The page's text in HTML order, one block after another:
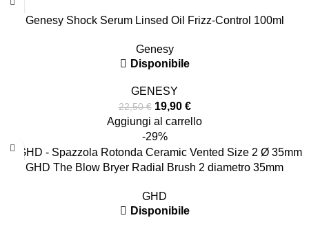
Genesy Shock Serum Linsed Oil Frizz-Control 100ml
Genesy
Disponibile
GENESY
22,50€ 19,90 €
Aggiungi al carrello
-29%
GHD The Blow Bryer Radial Brush 2 diametro 35mm
GHD
Disponibile